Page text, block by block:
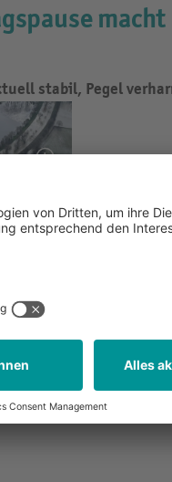
stabil, Pegel
Niederschlägen der
Die Pegel der
die Lage ist stabil.
aufgrund des hohen
werden weiterhin